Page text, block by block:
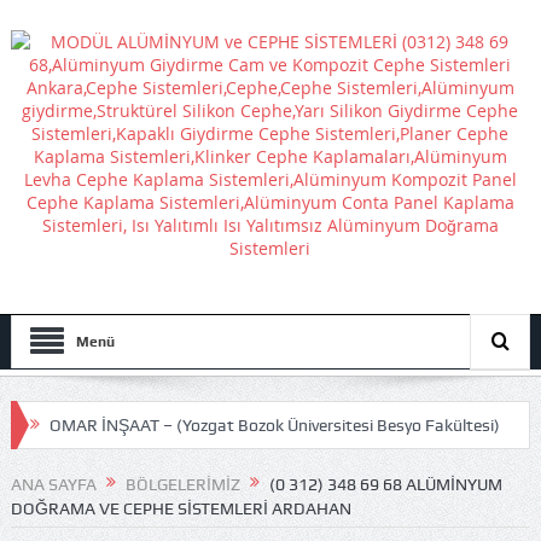
Menü
OMAR İNŞAAT – (Yozgat Bozok Üniversitesi Besyo Fakültesi)
GÜRSEL SELVİ İNŞAAT – (ETİMESGUT BELEDİYESİ ATATÜRK
STADI)
ANA SAYFA BÖLGELERIMIZ
(0 312) 348 69 68 ALÜMINYUM
DOĞRAMA VE CEPHE SISTEMLERI ARDAHAN